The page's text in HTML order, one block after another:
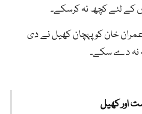
کے لئے کچھ نہ کرسکے۔
عمران خان کو پہچان کھیل نے دی
نہ دے سکے۔
اور کھیل